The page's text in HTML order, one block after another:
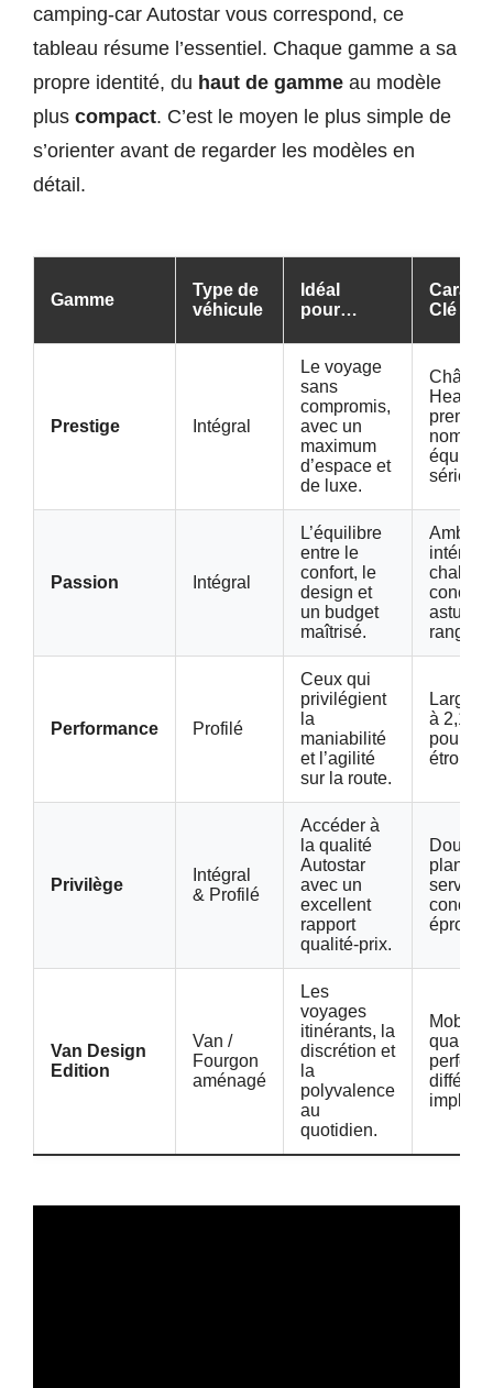
camping-car Autostar vous correspond, ce
tableau résume l’essentiel. Chaque gamme a sa
propre identité, du haut de gamme au modèle
plus compact. C’est le moyen le plus simple de
s’orienter avant de regarder les modèles en
détail.
Gamme
Type de
véhicule
Idéal
pour…
Clé
Prestige Intégral
Le voyage
sans
compromis,
avec un
maximum
d’espace et
de luxe.
Heavy,
série.
Passion Intégral
L’équilibre
entre le
confort, le
design et
un budget
maîtrisé.
Performance Profilé
Ceux qui
privilégient
la
maniabilité
et l’agilité
sur la route.
à
pour
étroites.
Privilège
Intégral
& Profilé
Accéder à
la qualité
Autostar
avec un
excellent
rapport
qualité-prix.
Double-
service,
Van Design
Edition
Van /
Fourgon
aménagé
Les
voyages
itinérants, la
discrétion et
la
polyvalence
au
quotidien.
qualité,